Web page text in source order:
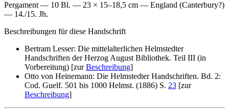
Pergament — 10 Bl. — 23 × 15–18,5 cm — England (Canterbury?)
— 14./15. Jh.
Beschreibungen für diese Handschrift
Bertram Lesser: Die mittelalterlichen Helmstedter
Handschriften der Herzog August Bibliothek. Teil III (in
Vorbereitung) [zurBeschreibung]
Otto von Heinemann: Die Helmstedter Handschriften. Bd. 2:
Cod. Guelf. 501 bis 1000 Helmst. (1886) S. 23 [zur
Beschreibung]